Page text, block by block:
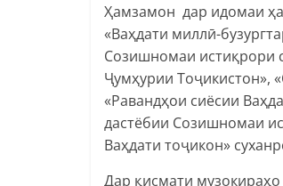
Ҳамзамон дар идомаи
«Ваҳдати миллӣ-
Созишномаи истиқрори
Ҷумҳурии Тоҷикистон»,
«Равандҳои сиёсии
дастёбии Созишномаи
Ваҳдати тоҷикон»
Дар қисмати